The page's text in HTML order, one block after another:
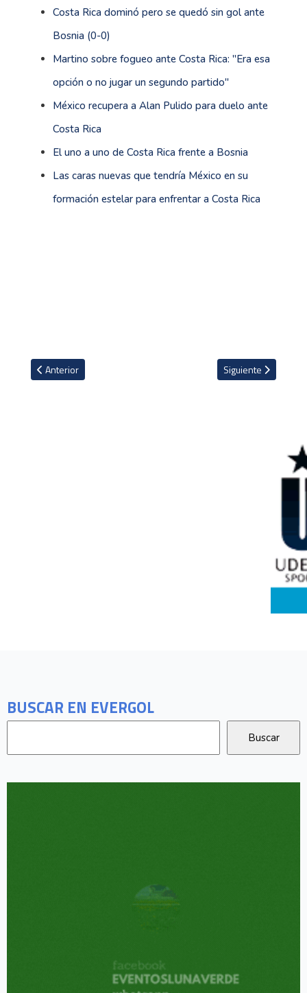
BUSCAR EN EVERGOL
Costa Rica dominó pero se quedó sin gol ante
Bosnia (0-0)
Martino sobre fogueo ante Costa Rica: ''Era esa
opción o no jugar un segundo partido''
México recupera a Alan Pulido para duelo ante
Costa Rica
El uno a uno de Costa Rica frente a Bosnia
Las caras nuevas que tendría México en su
formación estelar para enfrentar a Costa Rica
Artículo anterior: La selección de Costa Rica no le gana un
Anterior Artículo siguiente:
Siguiente